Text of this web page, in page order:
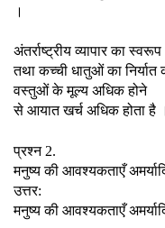
।
अंतर्राष्ट्रीय व्यापार का
तथा कच्ची धातुओं का निर्यात
वस्तुओं के मूल्य अधिक होने
से आयात खर्च अधिक होता है ।
प्रश्न 2.
मनुष्य की आवश्यकताएँ
उत्तर:
मनुष्य की आवश्यकताएँ